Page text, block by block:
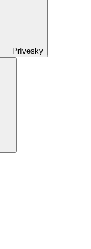
Prívesky